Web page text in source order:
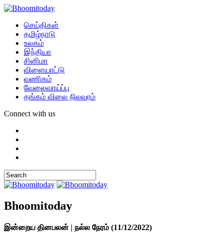
செய்திகள்
தமிழ்நாடு
உலகம்
இந்தியா
சினிமா
விளையாட்டு
வணிகம்
வேலைவாய்ப்பு
தங்கம் விலை நிலவரம்
Connect with us
Bhoomitoday
இன்றைய தினபலன் | நல்ல நேரம் (11/12/2022)